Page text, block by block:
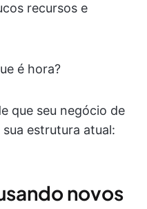
recursos e
é hora?
que seu negócio de
estrutura atual:
novos